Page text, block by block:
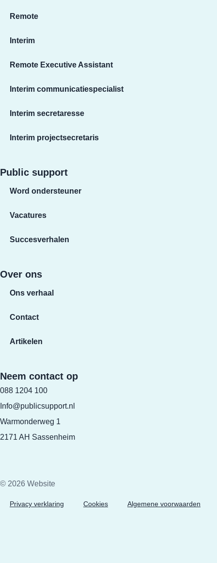
Remote
Interim
Remote Executive Assistant
Interim communicatiespecialist
Interim secretaresse
Interim projectsecretaris
Public support
Word ondersteuner
Vacatures
Succesverhalen
Over ons
Ons verhaal
Contact
Artikelen
Neem contact op
088 1204 100
Info@publicsupport.nl
Warmonderweg 1
2171 AH Sassenheim
© 2026 Website
Privacy verklaring Cookies Algemene voorwaarden